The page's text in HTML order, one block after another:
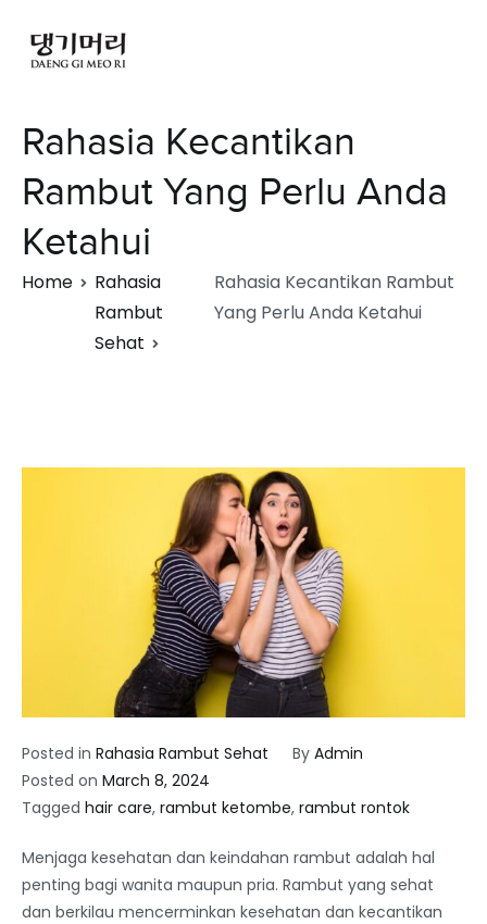
Rahasia Kecantikan
Rambut Yang Perlu Anda
Ketahui
Home
Rahasia
Rambut
Sehat
Rahasia Kecantikan Rambut
Yang Perlu Anda Ketahui
Posted in Rahasia Rambut Sehat By Admin
Posted on March 8, 2024
Tagged hair care, rambut ketombe, rambut rontok
Menjaga kesehatan dan keindahan rambut adalah hal
penting bagi wanita maupun pria. Rambut yang sehat
dan berkilau mencerminkan kesehatan dan kecantikan